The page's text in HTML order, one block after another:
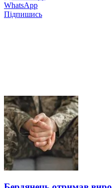
WhatsApp
Підпишись